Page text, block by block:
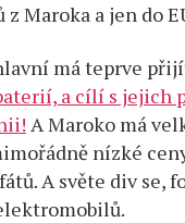
z Maroka a jen do
má teprve
a cílí s jejich
A Maroko má
nízké
A světe div se,